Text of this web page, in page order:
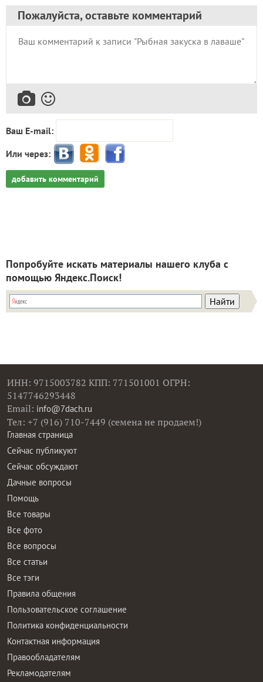
Или через:
добавить комментарий
Email:info@7dach.ru
Главная страница
Сейчас публикуют
Сейчас обсуждают
Дачные вопросы
Помощь
Все товары
Все фото
Все вопросы
Все статьи
Все тэги
Правила общения
Пользовательское соглашение
Политика конфиденциальности
Контактная информация
Правообладателям
Рекламодателям